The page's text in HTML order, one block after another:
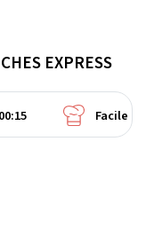
EXPRESS
00:15 Facile